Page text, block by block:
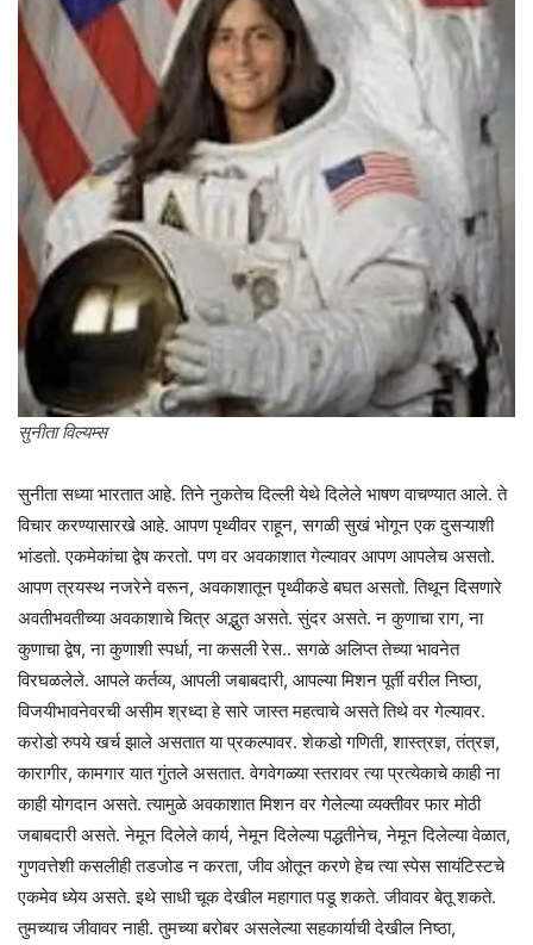
सुनीता विल्यम्स
सुनीता सध्या भारतात आहे. तिने नुकतेच दिल्ली येथे दिलेले भाषण वाचण्यात आले. ते
विचार करण्यासारखे आहे. आपण पृथ्वीवर राहून, सगळी सुखं भोगून एक दुसऱ्याशी
भांडतो. एकमेकांचा द्वेष करतो. पण वर अवकाशात गेल्यावर आपण आपलेच असतो.
आपण त्रयस्थ नजरेने वरून, अवकाशातून पृथ्वीकडे बघत असतो. तिथून दिसणारे
अवतीभवतीच्या अवकाशाचे चित्र अद्भुत असते. सुंदर असते. न कुणाचा राग, ना
कुणाचा द्वेष, ना कुणाशी स्पर्धा, ना कसली रेस.. सगळे अलिप्त तेच्या भावनेत
विरघळलेले. आपले कर्तव्य, आपली जबाबदारी, आपल्या मिशन पूर्ती वरील निष्ठा,
विजयीभावनेवरची असीम श्रध्दा हे सारे जास्त महत्वाचे असते तिथे वर गेल्यावर.
करोडो रुपये खर्च झाले असतात या प्रकल्पावर. शेकडो गणिती, शास्त्रज्ञ, तंत्रज्ञ,
कारागीर, कामगार यात गुंतले असतात. वेगवेगळ्या स्तरावर त्या प्रत्येकाचे काही ना
काही योगदान असते. त्यामुळे अवकाशात मिशन वर गेलेल्या व्यक्तीवर फार मोठी
जबाबदारी असते. नेमून दिलेले कार्य, नेमून दिलेल्या पद्धतीनेच, नेमून दिलेल्या वेळात,
गुणवत्तेशी कसलीही तडजोड न करता, जीव ओतून करणे हेच त्या स्पेस सायंटिस्टचे
एकमेव ध्येय असते. इथे साधी चूक देखील महागात पडू शकते. जीवावर बेतू शकते.
तुमच्याच जीवावर नाही. तुमच्या बरोबर असलेल्या सहकार्याची देखील निष्ठा,